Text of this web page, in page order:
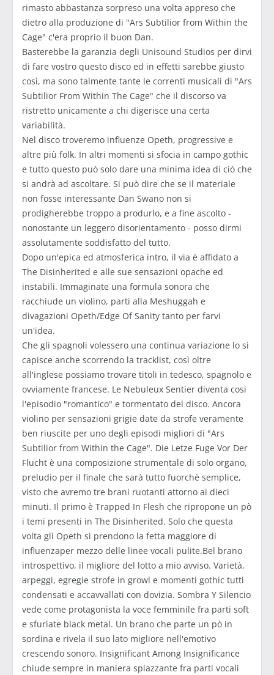
rimasto abbastanza sorpreso una volta appreso che
dietro alla produzione di "Ars Subtilior from Within the
Cage" c'era proprio il buon Dan.
Basterebbe la garanzia degli Unisound Studios per dirvi
di fare vostro questo disco ed in effetti sarebbe giusto
così, ma sono talmente tante le correnti musicali di "Ars
Subtilior From Within The Cage" che il discorso va
ristretto unicamente a chi digerisce una certa
variabilità.
Nel disco troveremo influenze Opeth, progressive e
altre più folk. In altri momenti si sfocia in campo gothic
e tutto questo può solo dare una minima idea di ciò che
si andrà ad ascoltare. Si può dire che se il materiale
non fosse interessante Dan Swano non si
prodigherebbe troppo a produrlo, e a fine ascolto -
nonostante un leggero disorientamento - posso dirmi
assolutamente soddisfatto del tutto.
Dopo un'epica ed atmosferica intro, il via è affidato a
The Disinherited e alle sue sensazioni opache ed
instabili. Immaginate una formula sonora che
racchiude un violino, parti alla Meshuggah e
divagazioni Opeth/Edge Of Sanity tanto per farvi
un'idea.
Che gli spagnoli volessero una continua variazione lo si
capisce anche scorrendo la tracklist, così oltre
all'inglese possiamo trovare titoli in tedesco, spagnolo e
ovviamente francese. Le Nebuleux Sentier diventa cosi
l'episodio "romantico" e tormentato del disco. Ancora
violino per sensazioni grigie date da strofe veramente
ben riuscite per uno degli episodi migliori di "Ars
Subtilior from Within the Cage". Die Letze Fuge Vor Der
Flucht è una composizione strumentale di solo organo,
preludio per il finale che sarà tutto fuorchè semplice,
visto che avremo tre brani ruotanti attorno ai dieci
minuti. Il primo è Trapped In Flesh che ripropone un pò
i temi presenti in The Disinherited. Solo che questa
volta gli Opeth si prendono la fetta maggiore di
influenzaper mezzo delle linee vocali pulite.Bel brano
introspettivo, il migliore del lotto a mio avviso. Varietà,
arpeggi, egregie strofe in growl e momenti gothic tutti
condensati e accavvallati con dovizia. Sombra Y Silencio
vede come protagonista la voce femminile fra parti soft
e sfuriate black metal. Un brano che parte un pò in
sordina e rivela il suo lato migliore nell'emotivo
crescendo sonoro. Insignificant Among Insignificance
chiude sempre in maniera spiazzante fra parti vocali